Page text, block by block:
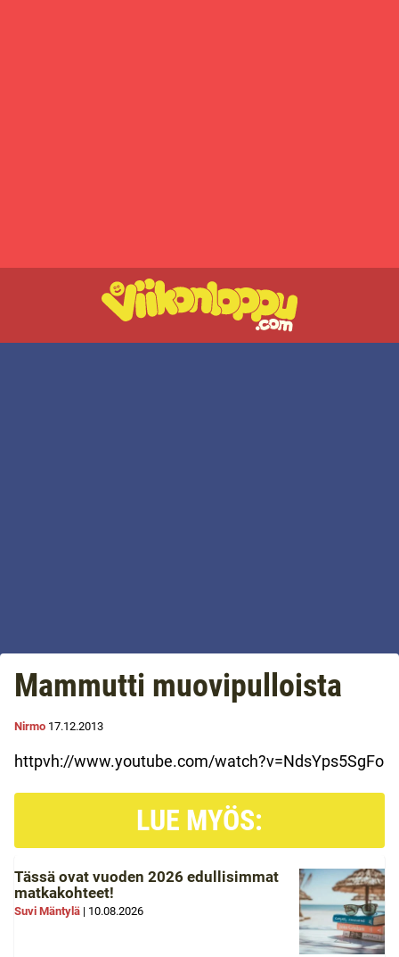
Mammutti muovipulloista
Nirmo 17.12.2013
httpvh://www.youtube.com/watch?v=NdsYps5SgFo
LUE MYÖS:
Tässä ovat vuoden 2026 edullisimmat
matkakohteet!
Suvi Mäntylä | 10.08.2026